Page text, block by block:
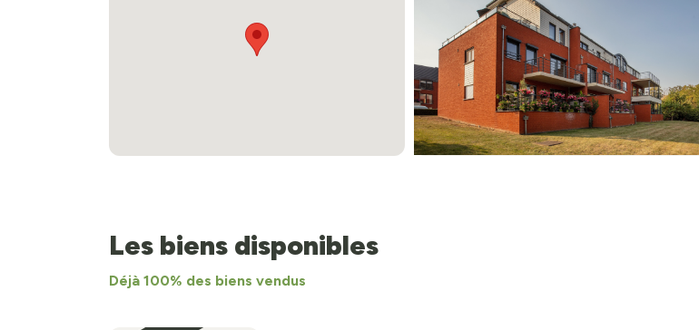
Les biens disponibles
Déjà 100% des biens vendus